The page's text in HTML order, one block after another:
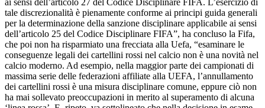
tale discrezionalità è pienamente conforme ai principi guida generali
per la determinazione della sanzione disciplinare applicabile ai sensi
dell’articolo 25 del Codice Disciplinare FIFA”, ha concluso la Fifa,
che poi non ha risparmiato una frecciata alla Uefa, “esaminare le
conseguenze legali dei cartellini rossi nel calcio non è una novità nel
calcio moderno. Ad esempio, nella maggior parte dei campionati di
massima serie delle federazioni affiliate alla UEFA, l’annullamento
dei cartellini rossi è una misura disciplinare comune, eppure ciò non
ha mai sollevato preoccupazioni in merito al superamento di alcuna